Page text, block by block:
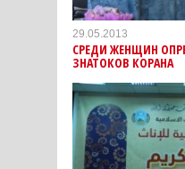
29.05.2013
СРЕДИ ЖЕНЩИН
ЗНАТОКОВ КОРАНА